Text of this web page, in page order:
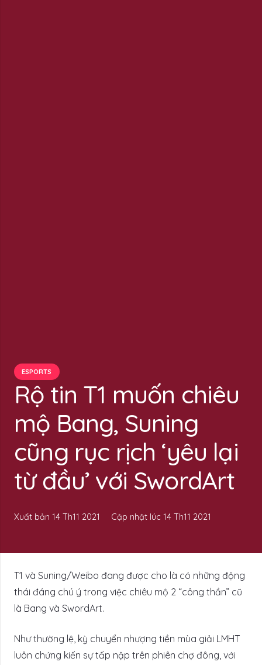
ESPORTS
Rộ tin T1 muốn chiêu
mộ Bang, Suning
cũng rục rịch ‘yêu lại
từ đầu’ với SwordArt
Xuất bản 14 Th11 2021 Cập nhật lúc14 Th11 2021
T1 và Suning/Weibo đang được cho là có những động
thái đáng chú ý trong việc chiêu mộ 2 “công thần” cũ
là Bang và SwordArt.
Như thường lệ, kỳ chuyển nhượng tiền mùa giải LMHT
luôn chứng kiến sự tấp nập trên phiên chợ đông, với